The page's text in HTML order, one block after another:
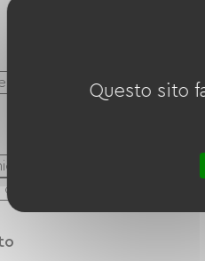
privato recintato
congélateur
Questo sito